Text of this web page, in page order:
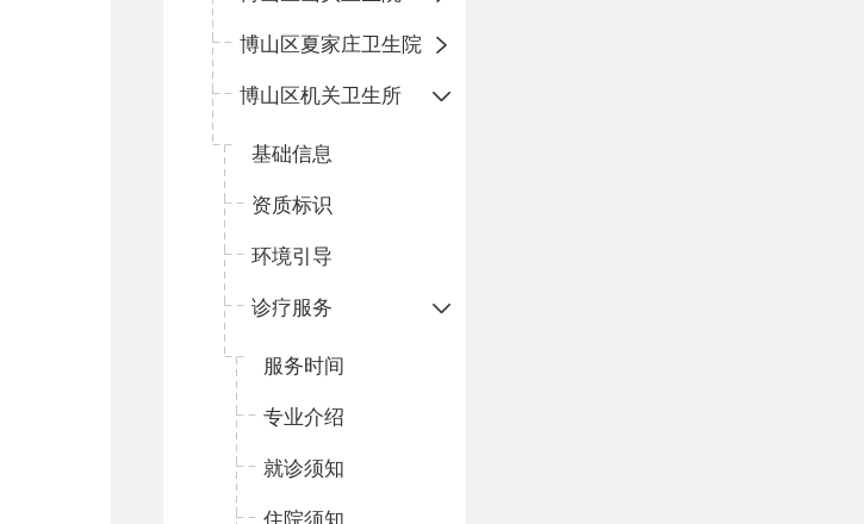
博山区夏家庄卫生院
博山区机关卫生所
基础信息
资质标识
环境引导
诊疗服务
服务时间
专业介绍
就诊须知